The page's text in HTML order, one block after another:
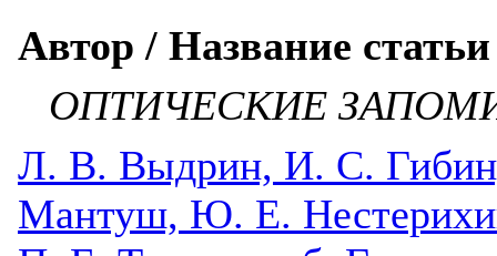
Автор / Название статьи
ОПТИЧЕСКИЕ
Л. В. Выдрин, И. С.
Мантуш, Ю. Е.